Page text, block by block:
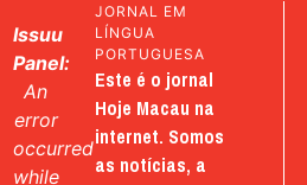
Issuu
Panel:
An
error
occurred
while
JORNAL EM
LÍNGUA
PORTUGUESA
Este é o jornal
Hoje Macau na
internet. Somos
as notícias, a